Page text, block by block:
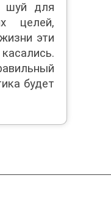
шуй для
целей,
эти
будет